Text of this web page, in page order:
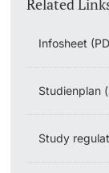
Infosheet
Studienplan
Study